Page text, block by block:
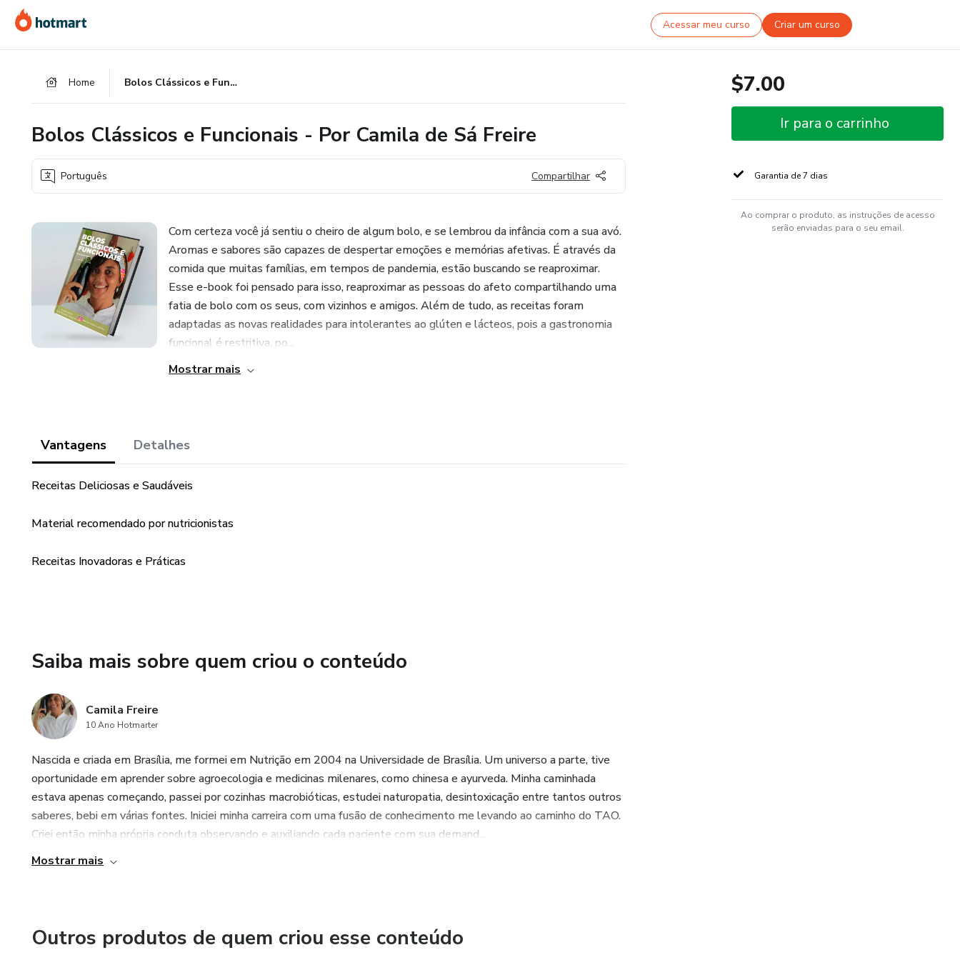
para
o
para
o
para
o
Acessar meu curso Criar um curso
Home Bolos Clássicos e Funcionais - Por Camila de Sá Freire
Bolos Clássicos e Funcionais - Por Camila de Sá Freire
Português Compartilhar
Com certeza você já sentiu o cheiro de algum bolo, e se lembrou da infância com a sua avó.
Aromas e sabores são capazes de despertar emoções e memórias afetivas. É através da
comida que muitas famílias, em tempos de pandemia, estão buscando se reaproximar.
Esse e-book foi pensado para isso, reaproximar as pessoas do afeto compartilhando uma
fatia de bolo com os seus, com vizinhos e amigos. Além de tudo, as receitas foram
adaptadas as novas realidades para intolerantes ao glúten e lácteos, pois a gastronomia
funcional é restritiva, po...
Mostrar mais
Vantagens Detalhes
Receitas Deliciosas e Saudáveis
Material recomendado por nutricionistas
Receitas Inovadoras e Práticas
Saiba mais sobre quem criou o conteúdo
Camila Freire
10 Ano Hotmarter
Nascida e criada em Brasília, me formei em Nutrição em 2004 na Universidade de Brasília. Um universo a parte, tive
oportunidade em aprender sobre agroecologia e medicinas milenares, como chinesa e ayurveda. Minha caminhada
estava apenas começando, passei por cozinhas macrobióticas, estudei naturopatia, desintoxicação entre tantos outros
saberes, bebi em várias fontes. Iniciei minha carreira com uma fusão de conhecimento me levando ao caminho do TAO.
Criei então minha própria conduta observando e auxiliando cada paciente com sua demand...
Mostrar mais
Outros produtos de quem criou esse conteúdo
$7.00
Ir para o carrinho
Garantia de 7 dias
Ao comprar o produto, as instruções de acesso
serão enviadas para o seu email.